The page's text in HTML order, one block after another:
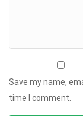
Save my name,
time I comment.